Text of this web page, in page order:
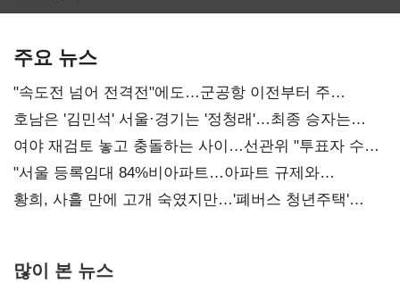
주요 뉴스
"속도전 넘어 전격전"에도…군공항 이전부터 주
52시간까지 '뇌관'
호남은 '김민석' 서울·경기는 '정청래'…최종 승자는
'안갯속'
여야 재검토 놓고 충돌하는 사이…선관위 "투표자 수
오차 당연"
"서울 등록임대 84%비아파트…아파트 규제와
달리해야"
황희, 사흘 만에 고개 숙였지만…'폐버스 청년주택'
많이 본 뉴스